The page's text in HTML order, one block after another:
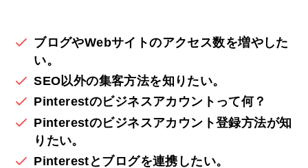
ブログやWebサイトのアクセス数を増やした
い。
SEO以外の集客方法を知りたい。
Pinterestのビジネスアカウントって何？
Pinterestのビジネスアカウント登録方法が知
りたい。
Pinterest とブログを連携したい。